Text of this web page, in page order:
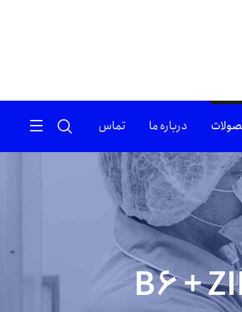
درباره ما تماس
B6 +